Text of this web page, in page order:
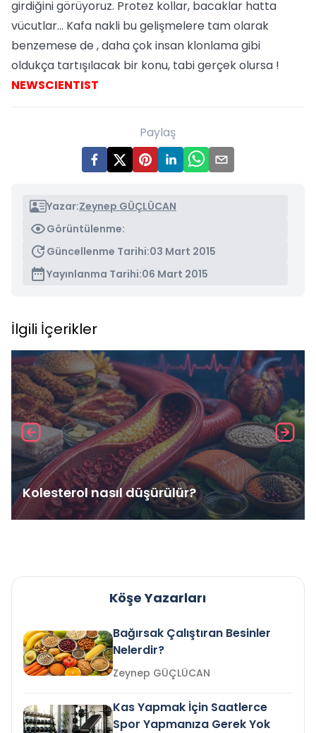
girdiğini görüyoruz. Protez kollar, bacaklar hatta
vücutlar… Kafa nakli bu gelişmelere tam olarak
benzemese de , daha çok insan klonlama gibi
oldukça tartışılacak bir konu, tabi gerçek olursa !
NEWSCIENTIST
Paylaş
Yazar:Zeynep GÜÇLÜCAN
Görüntülenme:
Güncellenme Tarihi:03 Mart 2015
Yayınlanma Tarihi:06 Mart 2015
İlgili İçerikler
Kolesterol nasıl düşürülür?
Köşe Yazarları
Bağırsak Çalıştıran Besinler
Nelerdir?
Zeynep GÜÇLÜCAN
Kas Yapmak İçin Saatlerce
Spor Yapmanıza Gerek Yok